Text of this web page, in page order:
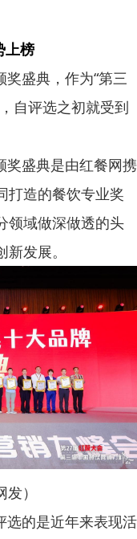
上榜
奖盛典，作为“第三
自评选之初就受到
奖盛典是由红餐网携
打造的餐饮专业奖
领域做深做透的头
发展。
）
选的是近年来表现活